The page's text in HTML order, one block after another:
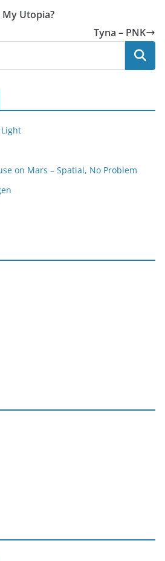
My Utopia?
Tyna – PNK
on Mars – Spatial, No Problem